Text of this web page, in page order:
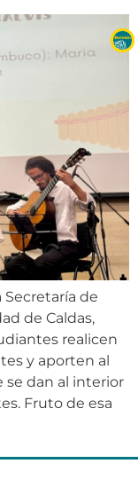
Secretaría de
de Caldas,
realicen
y aporten al
se dan al interior
Fruto de esa